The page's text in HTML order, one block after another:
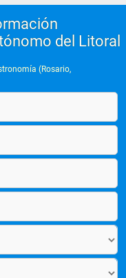
del Litoral
(Rosario,